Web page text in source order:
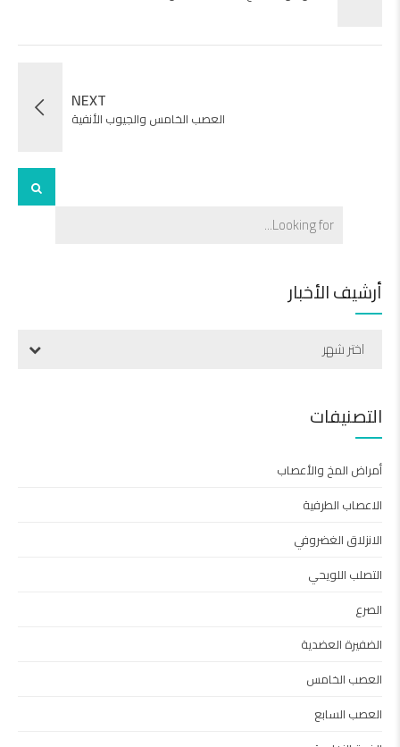
NEXT
العصب الخامس والجيوب الأنفية
أرشيف الأخبار
اختر شهر
التصنيفات
أمراض المخ والأعصاب
الاعصاب الطرفية
الانزلاق الغضروفي
التصلب اللويحي
الصرع
الضفيرة العضدية
العصب الخامس
العصب السابع